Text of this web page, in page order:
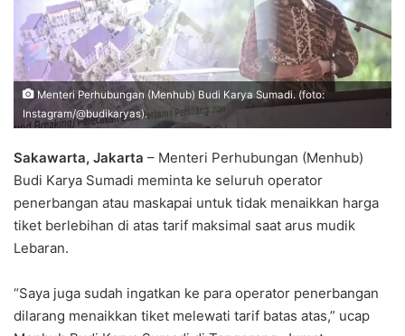
Menteri Perhubungan (Menhub) Budi Karya Sumadi. (foto:
Instagram/@budikaryas).
Sakawarta, Jakarta – Menteri Perhubungan (Menhub)
Budi Karya Sumadi meminta ke seluruh operator
penerbangan atau maskapai untuk tidak menaikkan harga
tiket berlebihan di atas tarif maksimal saat arus mudik
Lebaran.
“Saya juga sudah ingatkan ke para operator penerbangan
dilarang menaikkan tiket melewati tarif batas atas,” ucap